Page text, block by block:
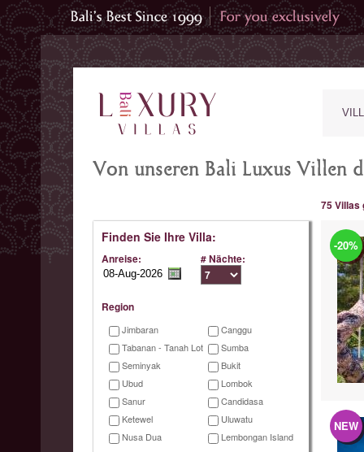
Von unseren Bali Luxus Villen
Finden Sie Ihre Villa:
Anreise: # Nächte:
Region
Jimbaran
Canggu
Tabanan - Tanah Lot
Sumba
Seminyak
Bukit
Ubud
Lombok
Sanur
Candidasa
Ketewel
Uluwatu
Nusa Dua
Lembongan Island
75 Villas
-20%
NEW